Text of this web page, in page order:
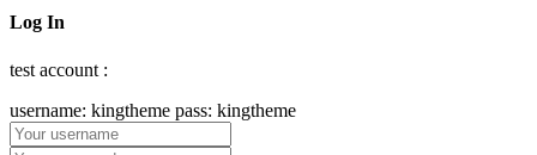
Log In
test account :
username: kingtheme pass: kingtheme